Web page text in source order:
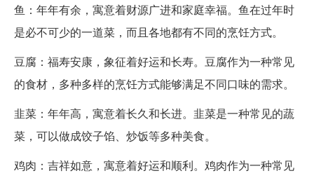
鱼：年年有余，寓意着财源广进和家庭幸福。鱼在过年时
是必不可少的一道菜，而且各地都有不同的烹饪方式。
豆腐：福寿安康，象征着好运和长寿。豆腐作为一种常见
的食材，多种多样的烹饪方式能够满足不同口味的需求。
韭菜：年年高，寓意着长久和长进。韭菜是一种常见的蔬
菜，可以做成饺子馅、炒饭等多种美食。
鸡肉：吉祥如意，寓意着好运和顺利。鸡肉作为一种常见